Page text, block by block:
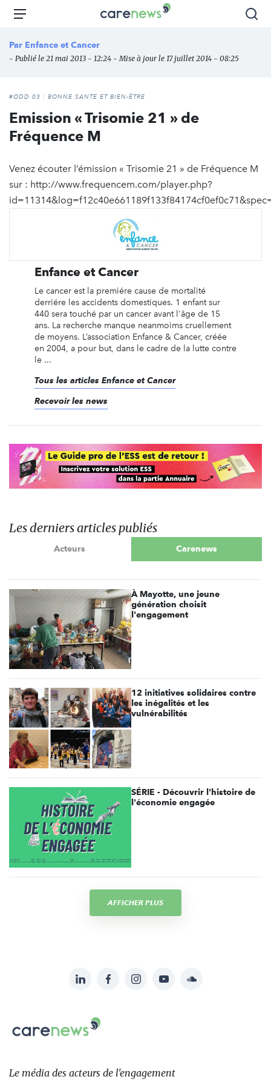
Aller
principal
Carenews,
des
l'engagement
Menu
Par Enfance et Cancer
- Publié le 21 mai 2013 - 12:24 - Mise à jour le 17 juillet 2014 - 08:25
#ODD 03 : BONNE SANTÉ ET BIEN-ÊTRE
Emission « Trisomie 21 » de
Fréquence M
Venez écouter l’émission « Trisomie 21 » de Fréquence M
sur : http://www.frequencem.com/player.php?
Enfance et Cancer
Le cancer est la premiére cause de mortalité
derriére les accidents domestiques. 1 enfant sur
440 sera touché par un cancer avant l'âge de 15
ans. La recherche manque neanmoims cruellement
de moyens. L’association Enfance & Cancer, créée
en 2004, a pour but, dans le cadre de la lutte contre
le ...
Tous les articles Enfance et Cancer
Recevoir les news
Les derniers articles publiés
Acteurs Carenews
À Mayotte, une jeune
génération choisit
l'engagement
12 initiatives solidaires contre
les inégalités et les
vulnérabilités
SÉRIE - Découvrir l'histoire de
l'économie engagée
AFFICHER PLUS
sur:
LinkedInFacebookInstagramYouTubeSoundcloud
Carenews,
Le
des
Le média des acteurs de l'engagement